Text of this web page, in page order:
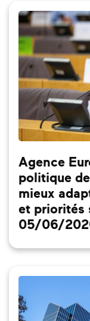
Agence
politique
mieux
et priorités
05/06/